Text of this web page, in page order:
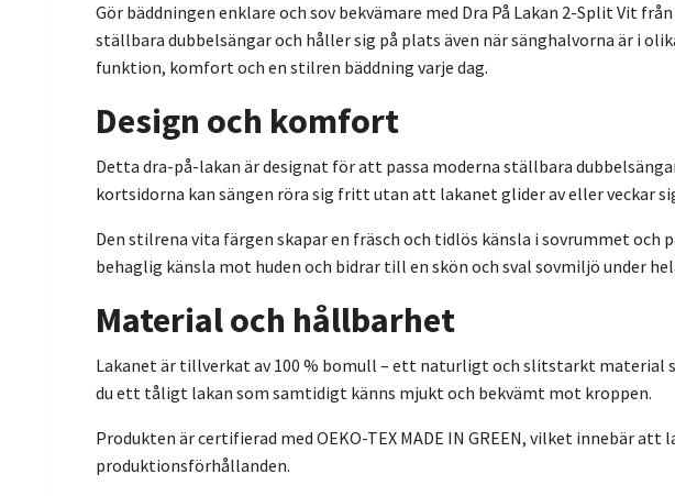
Gör bäddningen enklare och sov bekvämare med Dra På Lakan 2-Split Vit
ställbara dubbelsängar och håller sig på plats även när sänghalvorna är i
funktion, komfort och en stilren bäddning varje dag.
Design och komfort
Detta dra-på-lakan är designat för att passa moderna ställbara
kortsidorna kan sängen röra sig fritt utan att lakanet glider av eller veckar
Den stilrena vita färgen skapar en fräsch och tidlös känsla i sovrummet
behaglig känsla mot huden och bidrar till en skön och sval sovmiljö under
Material och hållbarhet
Lakanet är tillverkat av 100 % bomull – ett naturligt och slitstarkt material
du ett tåligt lakan som samtidigt känns mjukt och bekvämt mot kroppen.
Produkten är certifierad med OEKO-TEX MADE IN GREEN, vilket innebär
produktionsförhållanden.